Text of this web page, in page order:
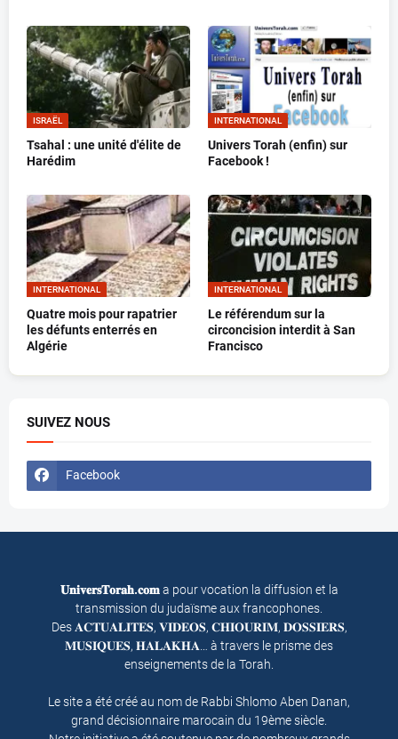
ISRAËL
Tsahal : une unité d'élite de
Harédim
INTERNATIONAL
Univers Torah (enfin) sur
Facebook !
INTERNATIONAL
Quatre mois pour rapatrier
les défunts enterrés en
Algérie
INTERNATIONAL
Le référendum sur la
circoncision interdit à San
Francisco
SUIVEZ NOUS
Facebook
𝐔𝐧𝐢𝐯𝐞𝐫𝐬𝐓𝐨𝐫𝐚𝐡.𝐜𝐨𝐦a pour vocation la diffusion et la
transmission du judaïsme aux francophones.
Des 𝐀𝐂𝐓𝐔𝐀𝐋𝐈𝐓𝐄𝐒, 𝐕𝐈𝐃𝐄𝐎𝐒, 𝐂𝐇𝐈𝐎𝐔𝐑𝐈𝐌, 𝐃𝐎𝐒𝐒𝐈𝐄𝐑𝐒,
𝐌𝐔𝐒𝐈𝐐𝐔𝐄𝐒, 𝐇𝐀𝐋𝐀𝐊𝐇𝐀… à travers le prisme des
enseignements de la Torah.
Le site a été créé au nom de Rabbi Shlomo Aben Danan,
grand décisionnaire marocain du 19ème siècle.